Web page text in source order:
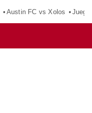
Austin FC vs Xolos